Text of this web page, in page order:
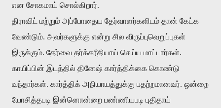
என சோகமாய் சொல்கிறார்.
திராவிட் மற்றும் அப்போதைய தேர்வாளர்களிடம் தான் கேட்க
வேண்டும். அவர்களுக்கு என்று சில விருப்புவெறுப்புகள்
இருக்கும். தேர்வை தர்க்கரீதியாய் செய்ய மாட்டார்கள்.
காயிப்பின் இடத்தில் தினேஷ் கார்த்திக்கை கொண்டு
வந்தார்கள். கார்த்திக் அநியாயத்துக்கு பதற்றமானவர். ஒன்றை
யோசித்தபடி இன்னொன்றை பண்ணியபடி புதிதாய்